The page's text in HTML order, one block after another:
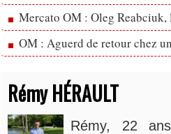
Mercato OM : Oleg
OM : Aguerd de retour chez
Rémy HÉRAULT
Rémy, 22